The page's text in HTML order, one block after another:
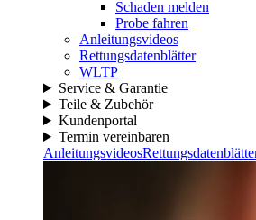
Schaden melden
Probe fahren
Anleitungsvideos
Rettungsdatenblätter
WLTP
Service & Garantie
Teile & Zubehör
Kundenportal
Termin vereinbaren
Anleitungsvideos